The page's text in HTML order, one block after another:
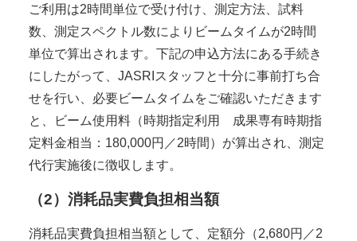
ご利用は2時間単位で受け付け、測定方法、試料
数、測定スペクトル数によりビームタイムが2時間
単位で算出されます。下記の申込方法にある手続き
にしたがって、JASRIスタッフと十分に事前打ち合
せを行い、必要ビームタイムをご確認いただきます
と、ビーム使用料（時期指定利用 成果専有時期指
定料金相当：180,000円／2時間）が算出され、測定
代行実施後に徴収します。
（2）消耗品実費負担相当額
消耗品実費負担相当額として、定額分（2,680円／2